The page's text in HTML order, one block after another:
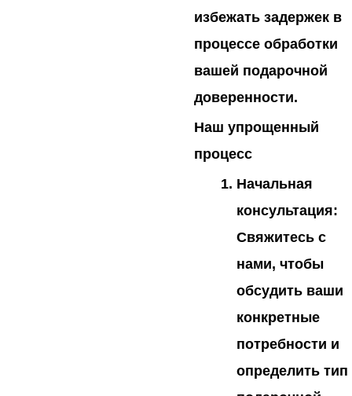
избежать задержек в
процессе обработки
вашей подарочной
доверенности.
Наш упрощенный
процесс
Начальная
консультация:
Свяжитесь с
нами, чтобы
обсудить ваши
конкретные
потребности и
определить тип